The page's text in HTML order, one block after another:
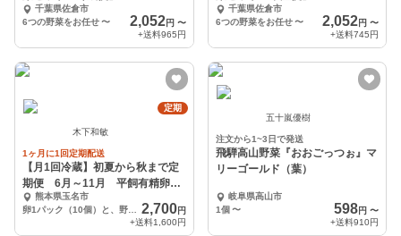
千葉県佐倉市
6つの野菜をお任せ〜 2,052円 〜
+送料965円
千葉県佐倉市
6つの野菜をお任せ 〜 2,052円 〜
+送料745円
定期
木下和敏
1ヶ月に1回定期配送
【月1回冷蔵】初夏から秋まで定
期便 6月～11月 平飼有精卵と
旬野菜セット便
熊本県玉名市
2,700円
+送料1,600円
五十嵐優樹
注文から1~3日で発送
飛騨高山野菜『おおごっつぉ』マ
リーゴールド（葉）
岐阜県高山市
1個 〜 598円 〜
+送料910円